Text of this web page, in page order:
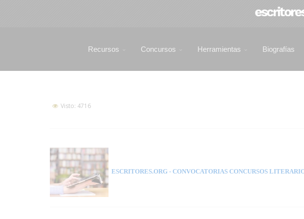
Recursos Concursos Herramientas Biografías
Visto: 4716
ESCRITORES.ORG - CONVOCATORIAS CONCURSOS